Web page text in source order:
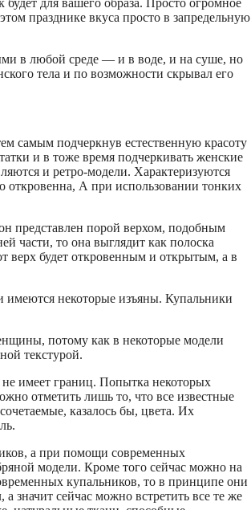
для вашего образа. Просто огромное
празднике вкуса просто в запредельную
в любой среде — и в воде, и на суше, но
тела и по возможности скрывал его
самым подчеркнув естественную красоту
и в тоже время подчеркивать женские
и ретро-модели. Характеризуются
откровенна, А при использовании тонких
представлен порой верхом, подобным
части, то она выглядит как полоска
верх будет откровенным и открытым, а в
имеются некоторые изъяны. Купальники
потому как в некоторые модели
текстурой.
не имеет границ. Попытка некоторых
отметить лишь то, что все известные
казалось бы, цвета. Их
а при помощи современных
модели. Кроме того сейчас можно на
купальников, то в принципе они
значит сейчас можно встретить все те же